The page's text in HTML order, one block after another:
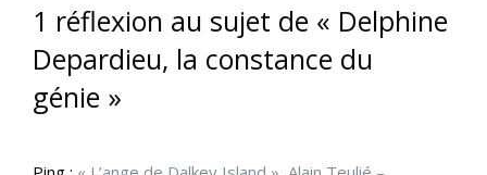
1 réflexion au sujet de « Delphine
Depardieu, la constance du
génie »